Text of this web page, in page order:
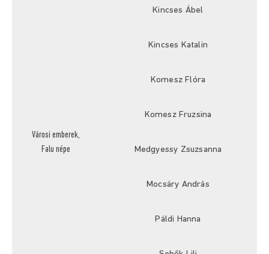
Városi emberek,
Falu népe
Kincses Ábel
Kincses Katalin
Komesz Flóra
Komesz Fruzsina
Medgyessy Zsuzsanna
Mocsáry András
Páldi Hanna